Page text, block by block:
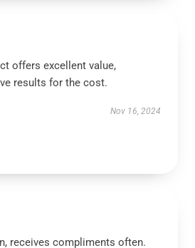
offers excellent value,
results for the cost.
Nov 16, 2024
receives compliments often.